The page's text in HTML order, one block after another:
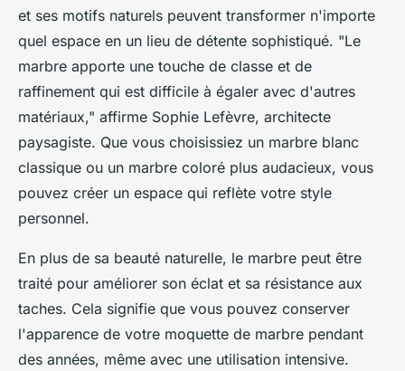
et ses motifs naturels peuvent transformer n'importe
quel espace en un lieu de détente sophistiqué. "Le
marbre apporte une touche de classe et de
raffinement qui est difficile à égaler avec d'autres
matériaux," affirme Sophie Lefèvre, architecte
paysagiste. Que vous choisissiez un marbre blanc
classique ou un marbre coloré plus audacieux, vous
pouvez créer un espace qui reflète votre style
personnel.
En plus de sa beauté naturelle, le marbre peut être
traité pour améliorer son éclat et sa résistance aux
taches. Cela signifie que vous pouvez conserver
l'apparence de votre moquette de marbre pendant
des années, même avec une utilisation intensive.